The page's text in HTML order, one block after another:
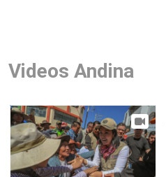
Videos Andina